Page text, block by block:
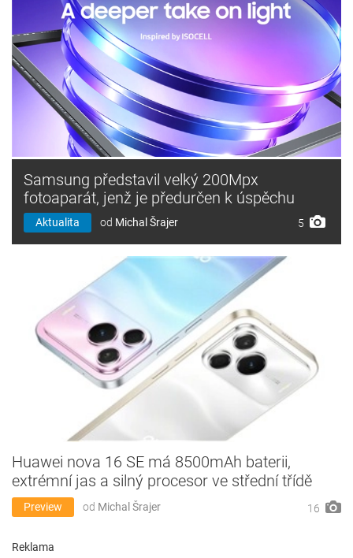
Samsung představil velký 200Mpx
fotoaparát, jenž je předurčen k úspěchu
Aktualita od Michal Šrajer 5
Huawei nova 16 SE má 8500mAh baterii,
extrémní jas a silný procesor ve střední třídě
Preview od Michal Šrajer 16
Reklama